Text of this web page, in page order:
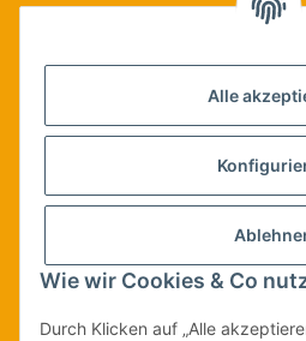
Alle
Wie wir Cookies & Co
Durch Klicken auf „Alle